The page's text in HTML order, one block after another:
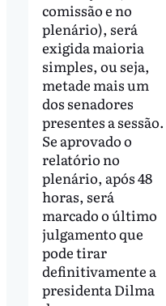
comissão e no
plenário), será
exigida maioria
simples, ou seja,
metade mais um
dos senadores
presentes a sessão.
Se aprovado o
relatório no
plenário, após 48
horas, será
marcado o último
julgamento que
pode tirar
definitivamente a
presidenta Dilma